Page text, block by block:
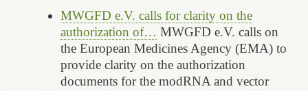
MWGFD e.V. calls for clarity on the
authorization of… MWGFD e.V. calls on
the European Medicines Agency (EMA) to
provide clarity on the authorization
documents for the modRNA and vector